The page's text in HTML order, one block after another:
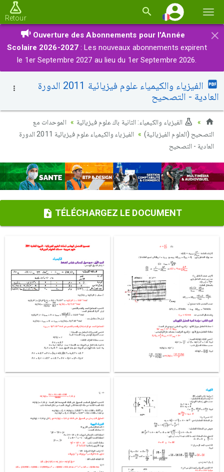
la
Retour
×
Ouverture des Abonnements pour l'Année
Scolaire 2026-2027 : Les nouveaux abonnements expirent
le 1er Septembre 2027 au lieu du 1er Septembre 2026.
الفيزياء والكيمياء علوم فيزيائية 2011 الدورة
العادية - التصحيح
الفيزياء والكيمياء: الثانية باك علوم فيزيائية
الموحدات مع
التصحيح (العلوم الفيزيائية)
الفيزياء والكيمياء علوم فيزيائية 2011 الدورة
العادية - التصحيح
TÉLÉCHARGEZ LE DOCUMENT